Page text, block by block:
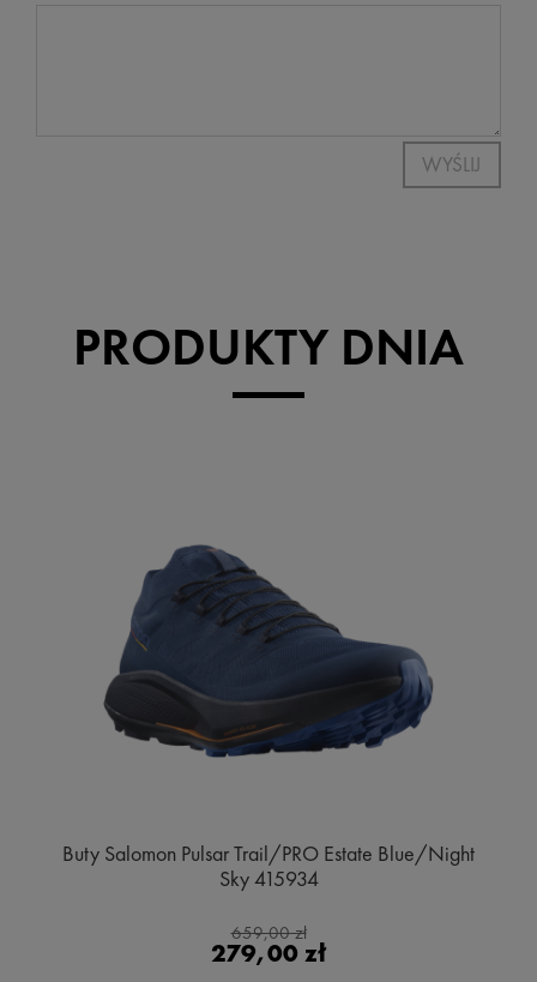
WYŚLIJ
PRODUKTY DNIA
Buty Salomon Pulsar Trail/PRO Estate Blue/Night
Sky 415934
659,00 zł
279,00 zł